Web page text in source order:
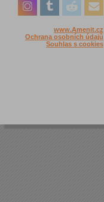
www.Amenit.cz
Ochrana osobních údajů
Souhlas s cookies